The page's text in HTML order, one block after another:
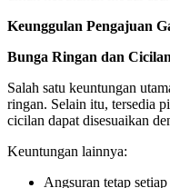
Keunggulan Pengajuan
Bunga Ringan dan
Salah satu keuntungan
ringan. Selain itu, tersedia
cicilan dapat disesuaikan
Keuntungan lainnya:
Angsuran tetap